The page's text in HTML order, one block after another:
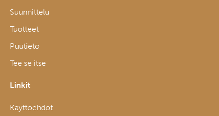
Suunnittelu
Tuotteet
Puutieto
Tee se itse
Linkit
Käyttöehdot